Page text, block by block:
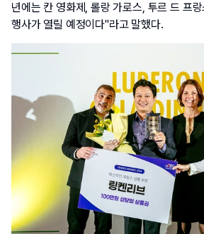
년에는 칸 영화제, 롤랑 가로스, 투르 드 프
행사가 열릴 예정이다"라고 말했다.